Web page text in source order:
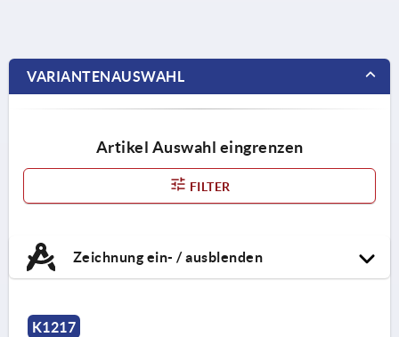
VARIANTENAUSWAHL
Artikel Auswahl eingrenzen
FILTER
Zeichnung ein- / ausblenden
K1217